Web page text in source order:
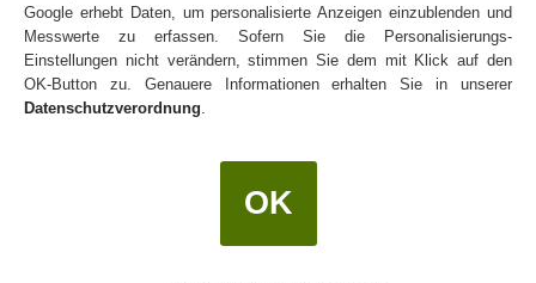
Wucher ist das sicherste Mittel zum Gewinn,
obwohl eines der schlechtesten, da er nichts
anderes bedeutet, als sein Brot zu essen 'im
Schweiße des Angesichts eines anderen'.
Google erhebt Daten, um personalisierte Anzeigen einzublenden und
Messwerte zu erfassen. Sofern Sie die Personalisierungs-
Einstellungen nicht verändern, stimmen Sie dem mit Klick auf den
OK-Button zu. Genauere Informationen erhalten Sie in unserer
Datenschutzverordnung.
OK